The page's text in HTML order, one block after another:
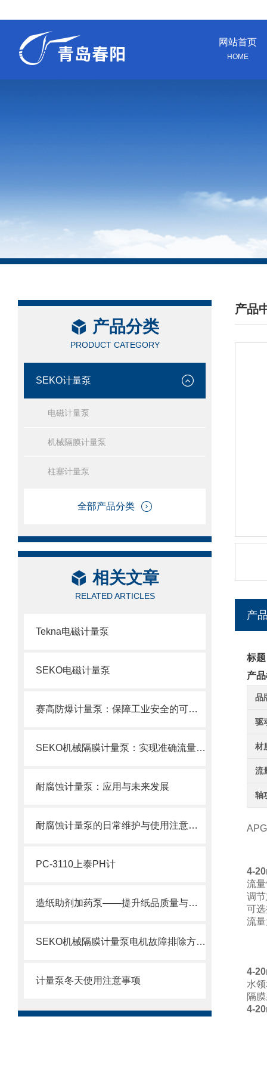
网站首页
HOME
产品分类
PRODUCT CATEGORY
SEKO计量泵
电磁计量泵
机械隔膜计量泵
柱塞计量泵
全部产品分类
相关文章
RELATED ARTICLES
Tekna电磁计量泵
SEKO电磁计量泵
赛高防爆计量泵：保障工业安全的可靠选择
SEKO机械隔膜计量泵：实现准确流量的理想选择
耐腐蚀计量泵：应用与未来发展
耐腐蚀计量泵的日常维护与使用注意事项
PC-3110上泰PH计
造纸助剂加药泵——提升纸品质量与生产效率的关键设备
SEKO机械隔膜计量泵电机故障排除方法2
计量泵冬天使用注意事项
产品
/
产
标
产
品
驱
材
流
轴
4-
流
调
可
流
4-
水
隔
4-